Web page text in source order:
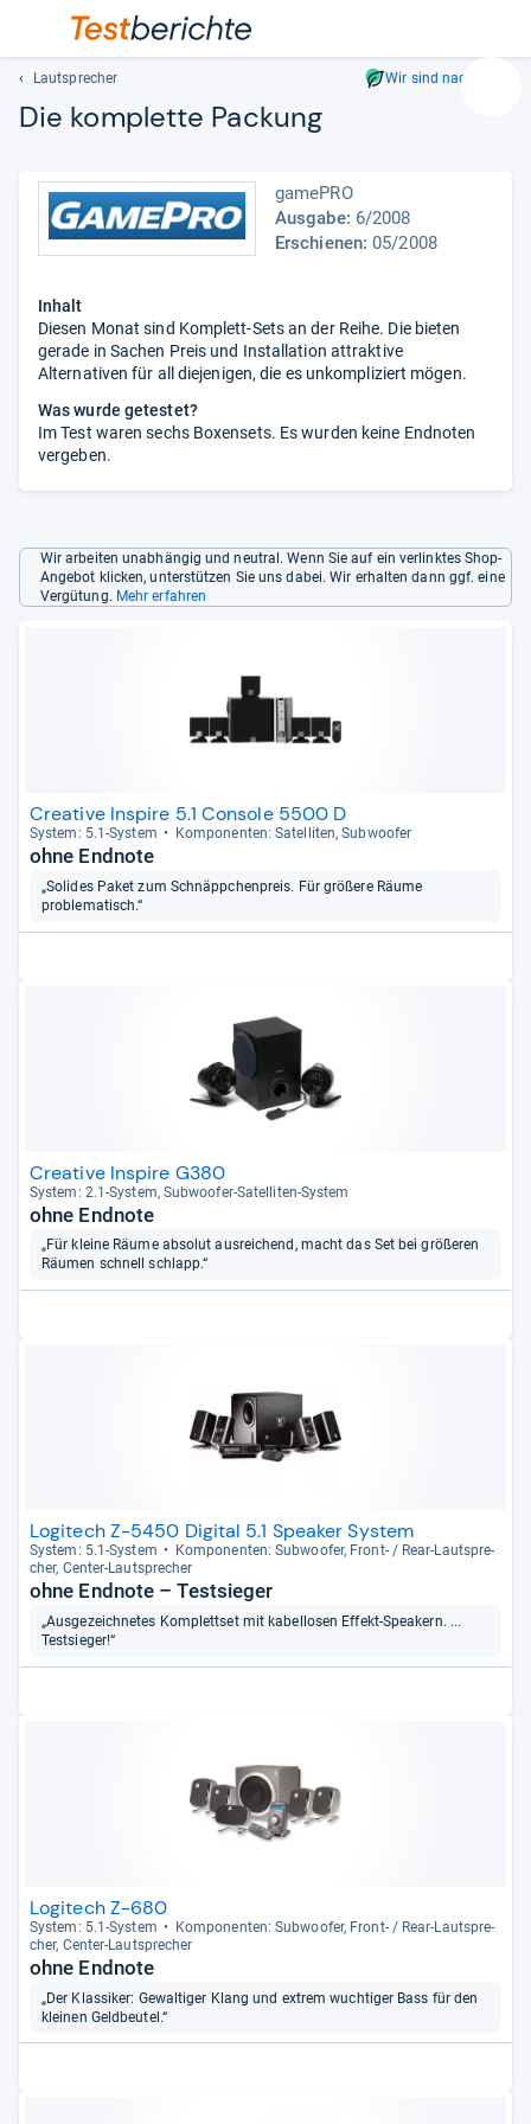
mit
Lautsprecher Wir sind nachhaltig
Die kom­plette Packung
gamePRO
Ausgabe: 6/2008
Erschienen: 05/2008
Inhalt
Diesen Monat sind Komplett-Sets an der Reihe. Die bieten
gerade in Sachen Preis und Installation attraktive
Alternativen für all diejenigen, die es unkompliziert mögen.
Was wurde getestet?
Im Test waren sechs Boxensets. Es wurden keine Endnoten
vergeben.
Wir arbeiten unabhängig und neutral. Wenn Sie auf ein verlinktes Shop-
Angebot klicken, unterstützen Sie uns dabei. Wir erhalten dann ggf. eine
Vergütung. Mehr erfahren
Creative Inspire 5.1 Console 5500 D
Sys­tem: 5.1-​Sys­tem Kom­po­nen­ten: Satel­li­ten, Sub­woofer
ohne Endnote
„Solides Paket zum Schnäppchenpreis. Für größere Räume
problematisch.“
Creative Inspire G380
Sys­tem: 2.1-​Sys­tem, Sub­woofer-​Satel­li­ten-​Sys­tem
ohne Endnote
„Für kleine Räume absolut ausreichend, macht das Set bei größeren
Räumen schnell schlapp.“
Logitech Z-5450 Digital 5.1 Speaker System
Sys­tem: 5.1-​Sys­tem
Kom­po­nen­ten: Sub­woofer, Front-​ / Rear-​Laut­spre­
cher, Cen­ter-​Laut­spre­cher
ohne Endnote – Testsieger
„Ausgezeichnetes Komplettset mit kabellosen Effekt-Speakern. ...
Testsieger!“
Logitech Z-680
Sys­tem: 5.1-​Sys­tem
Kom­po­nen­ten: Sub­woofer, Front-​ / Rear-​Laut­spre­
cher, Cen­ter-​Laut­spre­cher
ohne Endnote
„Der Klassiker: Gewaltiger Klang und extrem wuchtiger Bass für den
kleinen Geldbeutel.“